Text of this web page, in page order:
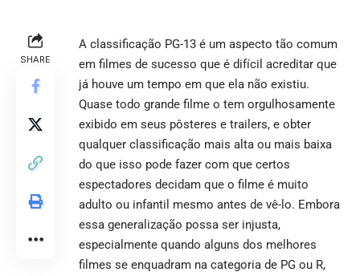
SHARE
A classificação PG-13 é um aspecto tão comum
em filmes de sucesso que é difícil acreditar que
já houve um tempo em que ela não existiu.
Quase todo grande filme o tem orgulhosamente
exibido em seus pôsteres e trailers, e obter
qualquer classificação mais alta ou mais baixa
do que isso pode fazer com que certos
espectadores decidam que o filme é muito
adulto ou infantil mesmo antes de vê-lo. Embora
essa generalização possa ser injusta,
especialmente quando alguns dos melhores
filmes se enquadram na categoria de PG ou R,